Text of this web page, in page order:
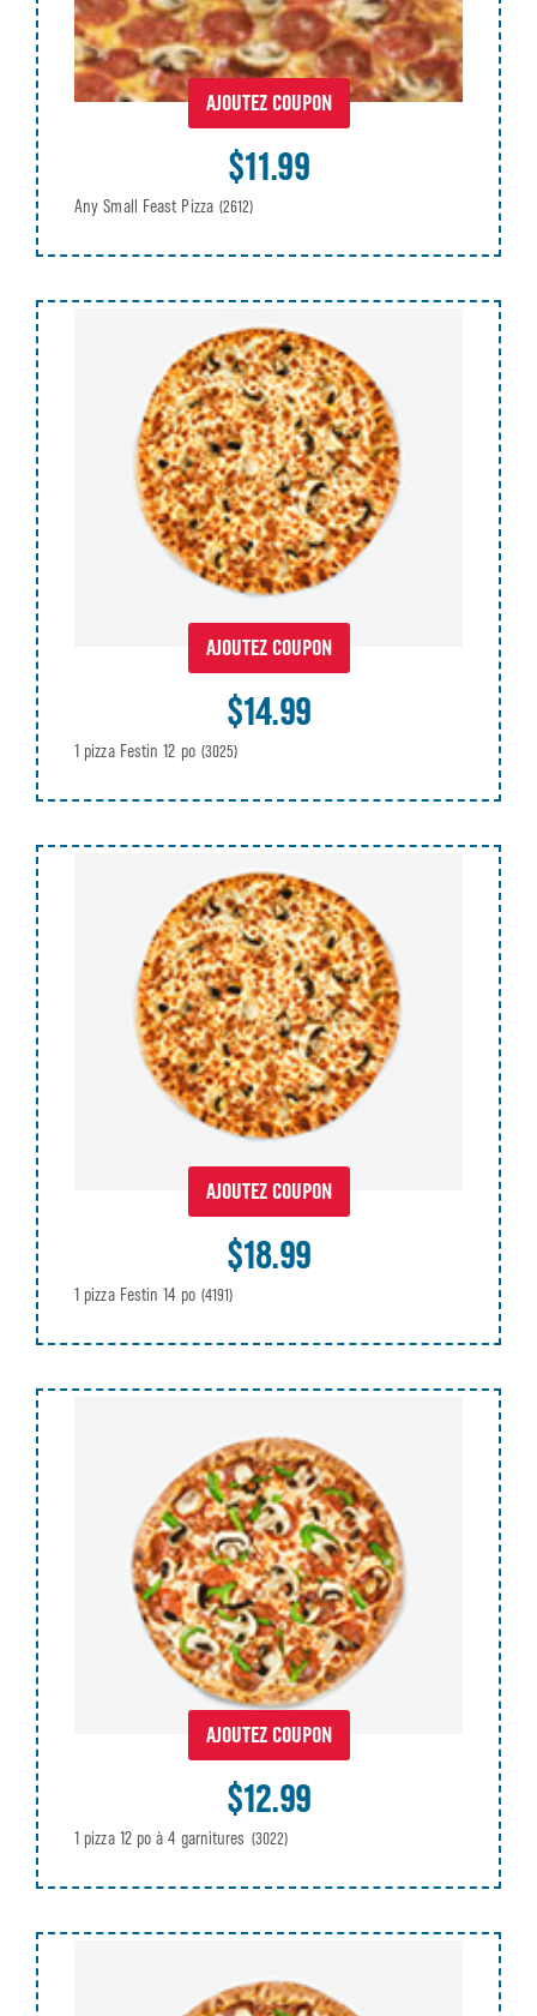
AJOUTEZ COUPON
$11.99
Any Small Feast Pizza (2612)
AJOUTEZ COUPON
$14.99
1 pizza Festin 12 po (3025)
AJOUTEZ COUPON
$18.99
1 pizza Festin 14 po (4191)
AJOUTEZ COUPON
$12.99
1 pizza 12 po à 4 garnitures (3022)